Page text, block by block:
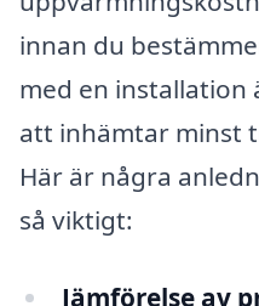
innan du
med en installation
att inhämtar minst
Här är några
så viktigt:
Jämförelse av